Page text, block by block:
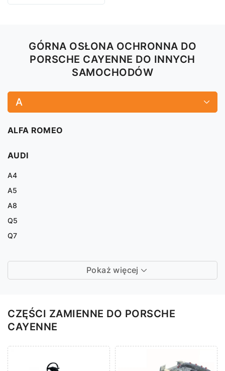
GÓRNA OSŁONA OCHRONNA DO
PORSCHE CAYENNE DO INNYCH
SAMOCHODÓW
A
ALFA ROMEO
AUDI
A4
A5
A8
Q5
Q7
Pokaż więcej
CZĘŚCI ZAMIENNE DO PORSCHE
CAYENNE